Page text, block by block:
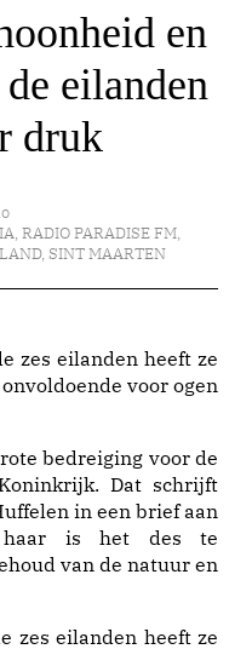
en
eilanden
druk
, RADIO PARADISE FM,
, SINT MAARTEN
zes eilanden heeft ze
voor ogen
bedreiging voor de
Dat schrijft
in een brief aan
haar is het des te
van de natuur en
zes eilanden heeft ze